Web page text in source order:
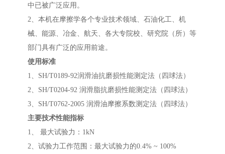
中已被广泛应用。
2、本机在摩擦学各个专业技术领域、石油化工、机
械、能源、冶金、航天、各大专院校、研究院（所）等
部门具有广泛的应用前途。
使用标准
1、SH/T0189-92润滑油抗磨损性能测定法（四球法）
2、SH/T0204-92 润滑脂抗磨损性能测定法（四球法）
3、SH/T0762-2005 润滑油摩擦系数测定法（四球法）
主要技术性能指标
1、 最大试验力：1kN
2、试验力工作范围：最大试验力的0.4% ~ 100%